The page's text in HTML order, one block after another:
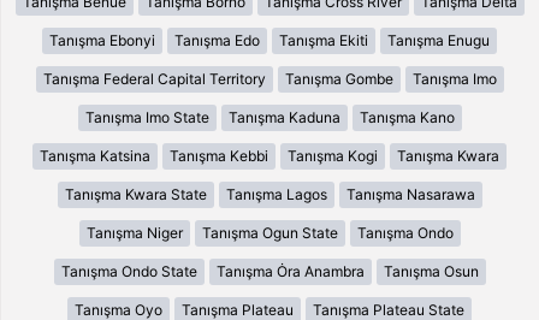
Tanışma Ebonyi Tanışma Edo Tanışma Ekiti Tanışma Enugu
Tanışma Federal Capital Territory Tanışma Gombe Tanışma Imo
Tanışma Imo State Tanışma Kaduna Tanışma Kano
Tanışma Katsina Tanışma Kebbi Tanışma Kogi Tanışma Kwara
Tanışma Kwara State Tanışma Lagos Tanışma Nasarawa
Tanışma Niger Tanışma Ogun State Tanışma Ondo
Tanışma Ondo State Tanışma Ȯra Anambra Tanışma Osun
Tanışma Oyo Tanışma Plateau Tanışma Plateau State